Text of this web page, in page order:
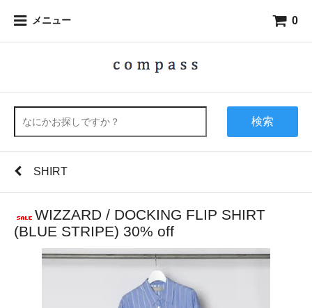
メニュー 0
検索
SHIRT
WIZZARD / DOCKING FLIP SHIRT
(BLUE STRIPE) 30% off